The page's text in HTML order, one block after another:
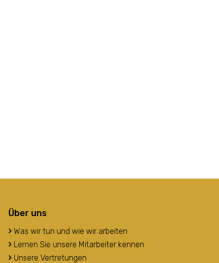
Über uns
Was wir tun und wie wir arbeiten
Lernen Sie unsere Mitarbeiter kennen
Unsere Vertretungen